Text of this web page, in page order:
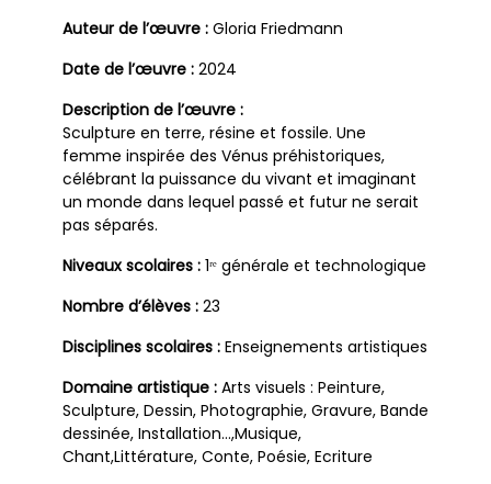
Auteur de l’œuvre : Gloria Friedmann
Date de l’œuvre : 2024
Description de l’œuvre :
Sculpture en terre, résine et fossile. Une
femme inspirée des Vénus préhistoriques,
célébrant la puissance du vivant et imaginant
un monde dans lequel passé et futur ne serait
pas séparés.
Niveaux scolaires : 1ʳᵉ générale et technologique
Nombre d’élèves : 23
Disciplines scolaires : Enseignements artistiques
Domaine artistique : Arts visuels : Peinture,
Sculpture, Dessin, Photographie, Gravure, Bande
dessinée, Installation…,Musique,
Chant,Littérature, Conte, Poésie, Ecriture